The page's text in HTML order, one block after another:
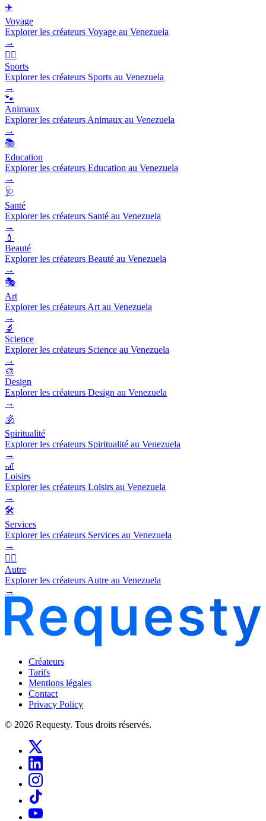
✈️
Voyage
Explorer les créateurs Voyage au Venezuela
→
🏃‍♂️
Sports
Explorer les créateurs Sports au Venezuela
→
🐾
Animaux
Explorer les créateurs Animaux au Venezuela
→
📚
Education
Explorer les créateurs Education au Venezuela
→
🩺
Santé
Explorer les créateurs Santé au Venezuela
→
💄
Beauté
Explorer les créateurs Beauté au Venezuela
→
🎭
Art
Explorer les créateurs Art au Venezuela
→
🔬
Science
Explorer les créateurs Science au Venezuela
→
🎨
Design
Explorer les créateurs Design au Venezuela
→
🕉️
Spiritualité
Explorer les créateurs Spiritualité au Venezuela
→
🎢
Loisirs
Explorer les créateurs Loisirs au Venezuela
→
🛠️
Services
Explorer les créateurs Services au Venezuela
→
🧜‍♂️
Autre
Explorer les créateurs Autre au Venezuela
→
Créateurs
Tarifs
Mentions légales
Contact
Privacy Policy
© 2026 Requesty. Tous droits réservés.